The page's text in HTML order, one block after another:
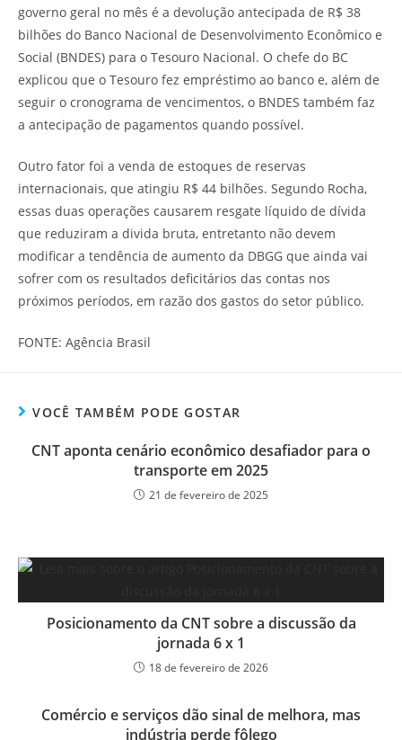
governo geral no mês é a devolução antecipada de R$ 38
bilhões do Banco Nacional de Desenvolvimento Econômico e
Social (BNDES) para o Tesouro Nacional. O chefe do BC
explicou que o Tesouro fez empréstimo ao banco e, além de
seguir o cronograma de vencimentos, o BNDES também faz
a antecipação de pagamentos quando possível.
Outro fator foi a venda de estoques de reservas
internacionais, que atingiu R$ 44 bilhões. Segundo Rocha,
essas duas operações causarem resgate líquido de dívida
que reduziram a divida bruta, entretanto não devem
modificar a tendência de aumento da DBGG que ainda vai
sofrer com os resultados deficitários das contas nos
próximos períodos, em razão dos gastos do setor público.
FONTE: Agência Brasil
VOCÊ TAMBÉM PODE GOSTAR
CNT aponta cenário econômico desafiador para o
transporte em 2025
21 de fevereiro de 2025
Posicionamento da CNT sobre a discussão da
jornada 6 x 1
18 de fevereiro de 2026
Comércio e serviços dão sinal de melhora, mas
indústria perde fôlego